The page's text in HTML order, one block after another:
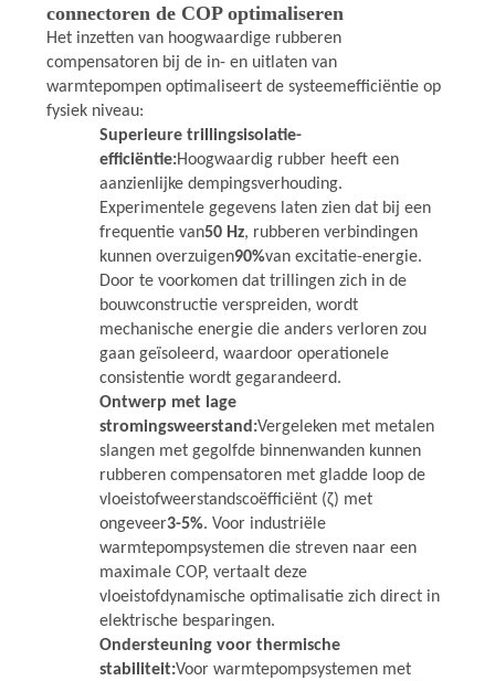
connectoren de COP optimaliseren
Het inzetten van hoogwaardige rubberen
compensatoren bij de in- en uitlaten van
warmtepompen optimaliseert de systeemefficiëntie op
fysiek niveau:
Superieure trillingsisolatie-
efficiëntie:Hoogwaardig rubber heeft een
aanzienlijke dempingsverhouding.
Experimentele gegevens laten zien dat bij een
frequentie van50 Hz, rubberen verbindingen
kunnen overzuigen90%van excitatie-energie.
Door te voorkomen dat trillingen zich in de
bouwconstructie verspreiden, wordt
mechanische energie die anders verloren zou
gaan geïsoleerd, waardoor operationele
consistentie wordt gegarandeerd.
Ontwerp met lage
stromingsweerstand:Vergeleken met metalen
slangen met gegolfde binnenwanden kunnen
rubberen compensatoren met gladde loop de
vloeistofweerstandscoëfficiënt (ζ) met
ongeveer3-5%. Voor industriële
warmtepompsystemen die streven naar een
maximale COP, vertaalt deze
vloeistofdynamische optimalisatie zich direct in
elektrische besparingen.
Ondersteuning voor thermische
stabiliteit:Voor warmtepompsystemen met